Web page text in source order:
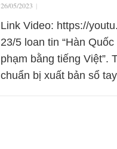
26/05/2023 |
Link Video: https://
23/5 loan tin “Hàn
phạm bằng tiếng Việt”.
chuẩn bị xuất bản sổ